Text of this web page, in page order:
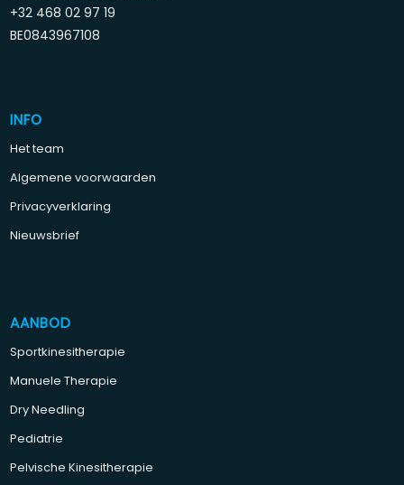
+32 468 02 97 19
BE0843967108
INFO
Het team
Algemene voorwaarden
Privacyverklaring
Nieuwsbrief
AANBOD
Sportkinesitherapie
Manuele Therapie
Dry Needling
Pediatrie
Pelvische Kinesitherapie